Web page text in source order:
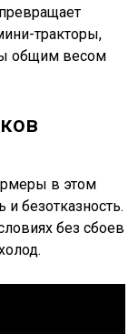
тракторы,
общим весом
в этом
и безотказность.
без сбоев